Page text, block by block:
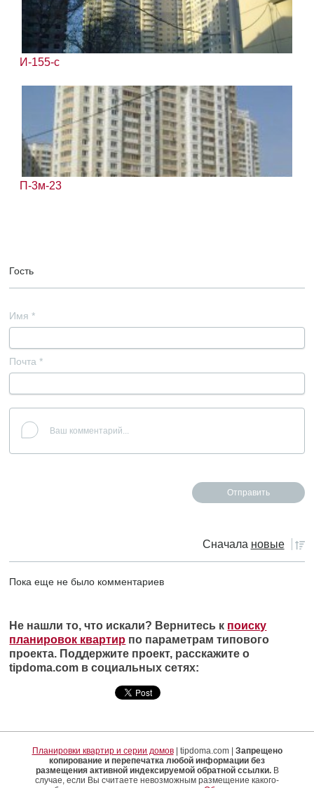
И-155-с
П-3м-23
Гость
Имя *
Почта *
Сначала новые
Пока еще не было комментариев
Не нашли то, что искали? Вернитесь к поиску
планировок квартир по параметрам типового
проекта. Поддержите проект, расскажите о
tipdoma.com в социальных сетях:
Планировки квартир и серии домов| tipdoma.com | Запрещено
копирование и перепечатка любой информации без
размещения активной индексируемой обратной ссылки.В
случае, если Вы считаете невозможным размещение какого-